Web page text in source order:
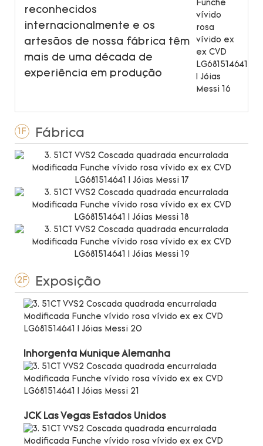
reconhecidos
internacionalmente e os
artesãos de nossa fábrica têm
mais de uma década de
experiência em produção
1F Fábrica
2F Exposição
Inhorgenta Munique Alemanha
JCK Las Vegas Estados Unidos